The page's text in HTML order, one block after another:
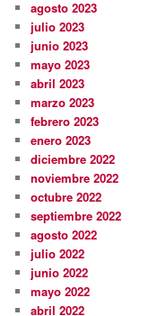
agosto 2023
julio 2023
junio 2023
mayo 2023
abril 2023
marzo 2023
febrero 2023
enero 2023
diciembre 2022
noviembre 2022
octubre 2022
septiembre 2022
agosto 2022
julio 2022
junio 2022
mayo 2022
abril 2022